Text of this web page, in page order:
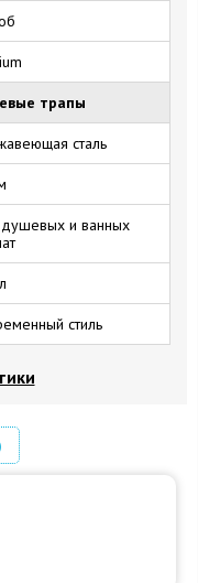
трапы
сталь
и ванных
стиль